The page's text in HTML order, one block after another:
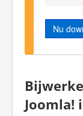
Nu
Joomla!